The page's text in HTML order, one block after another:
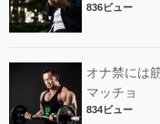
836ビュー
オナ禁には
マッチョ
834ビュー